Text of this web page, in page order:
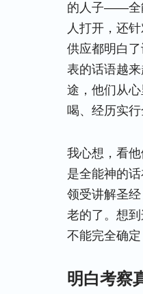
的人子——全
人打开，还
供应都明白
表的话语越
途，他们从
喝、经历实
我心想，看
是全能神的
领受讲解圣
老的了。想
不能完全确
明白考察